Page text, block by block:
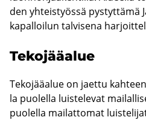
den yh­teis­työs­sä pys­tyt­tä­mä
ka­pal­loi­lun tal­vi­se­na
Te­ko­jää­alue
Te­ko­jää­alue on jaet­tu
la puo­lel­la luis­te­le­vat
puo­lel­la mai­lat­to­mat